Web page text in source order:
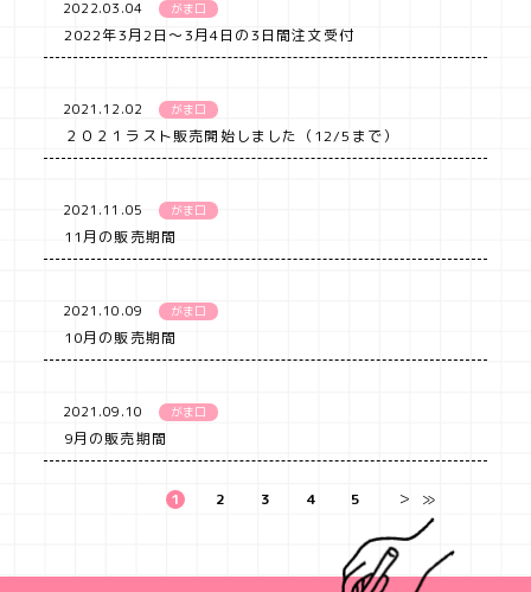
2022.03.04 がま口
2022年3月2日～3月4日の3日間注文受付
2021.12.02 がま口
２０２１ラスト販売開始しました（12/5まで）
2021.11.05 がま口
11月の販売期間
2021.10.09 がま口
10月の販売期間
2021.09.10 がま口
9月の販売期間
1 2 3 4 5 ＞ ≫